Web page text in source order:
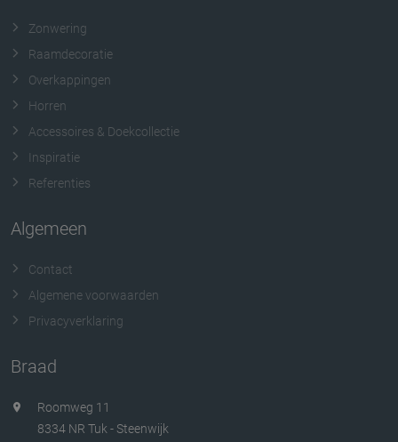
Zonwering
Raamdecoratie
Overkappingen
Horren
Accessoires & Doekcollectie
Inspiratie
Referenties
Algemeen
Contact
Algemene voorwaarden
Privacyverklaring
Braad
Roomweg 11
8334 NR Tuk - Steenwijk